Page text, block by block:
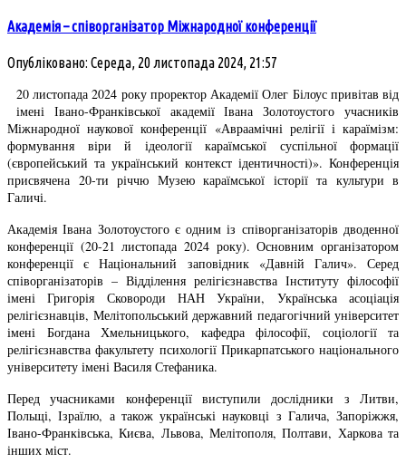
Академія – співорганізатор Міжнародної конференції
Опубліковано: Середа, 20 листопада 2024, 21:57
20 листопада 2024 року проректор Академії Олег Білоус привітав від
імені Івано-Франківської академії Івана Золотоустого учасників
Міжнародної наукової конференції «Авраамічні релігії і караїмізм:
формування віри й ідеології караїмської суспільної формації
(європейський та український контекст ідентичності)». Конференція
присвячена 20-ти річчю Музею караїмської історії та культури в
Галичі.
Академія Івана Золотоустого є одним із співорганізаторів дводенної
конференції (20-21 листопада 2024 року). Основним організатором
конференції є Національний заповідник «Давній Галич». Серед
співорганізаторів – Відділення релігієзнавства Інституту філософії
імені Григорія Сковороди НАН України, Українська асоціація
релігієзнавців, Мелітопольський державний педагогічний університет
імені Богдана Хмельницького, кафедра філософії, соціології та
релігієзнавства факультету психології Прикарпатського національного
університету імені Василя Стефаника.
Перед учасниками конференції виступили дослідники з Литви,
Польщі, Ізраїлю, а також українські науковці з Галича, Запоріжжя,
Івано-Франківська, Києва, Львова, Мелітополя, Полтави, Харкова та
інших міст.